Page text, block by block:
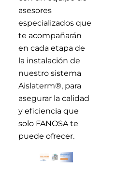
asesores
especializados que
te acompañarán
en cada etapa de
la instalación de
nuestro sistema
Aislaterm®, para
asegurar la calidad
y eficiencia que
solo FANOSA te
puede ofrecer.